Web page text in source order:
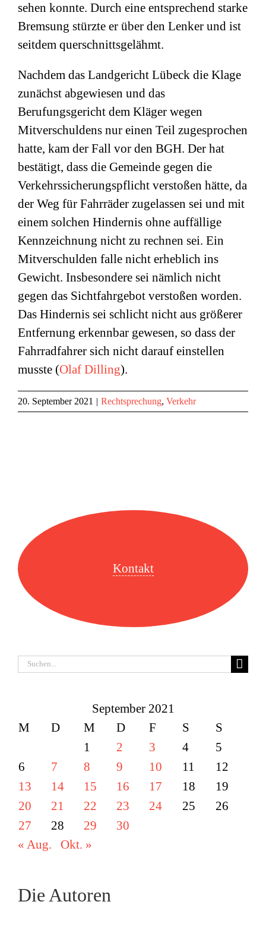
sehen konnte. Durch eine entsprechend starke
Bremsung stürzte er über den Lenker und ist
seitdem querschnittsgelähmt.
Nachdem das Landgericht Lübeck die Klage
zunächst abgewiesen und das
Berufungsgericht dem Kläger wegen
Mitverschuldens nur einen Teil zugesprochen
hatte, kam der Fall vor den BGH. Der hat
bestätigt, dass die Gemeinde gegen die
Verkehrssicherungspflicht verstoßen hätte, da
der Weg für Fahrräder zugelassen sei und mit
einem solchen Hindernis ohne auffällige
Kennzeichnung nicht zu rechnen sei. Ein
Mitverschulden falle nicht erheblich ins
Gewicht. Insbesondere sei nämlich nicht
gegen das Sichtfahrgebot verstoßen worden.
Das Hindernis sei schlicht nicht aus größerer
Entfernung erkennbar gewesen, so dass der
Fahrradfahrer sich nicht darauf einstellen
musste (Olaf Dilling).
20. September 2021 | Rechtsprechung, Verkehr
Kontakt
Suche
September 2021
M
D M D F S
S
1
2 3 4
5
6
7 8 9 10 11
12
13
14 15 16 17 18
19
20
21 22 23 24 25
26
27
28 29
30
« Aug.
Okt. »
Die Autoren